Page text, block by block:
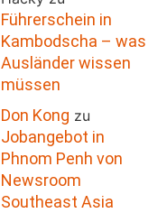
Führerschein in
Kambodscha – was
Ausländer wissen
müssen
Don Kong zu
Jobangebot in
Phnom Penh von
Newsroom
Southeast Asia